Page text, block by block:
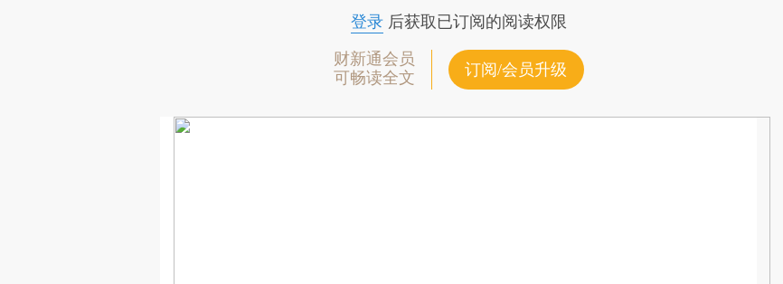
登录后获取已订阅的阅读权限
财新通会员
可畅读全文
订阅/会员升级